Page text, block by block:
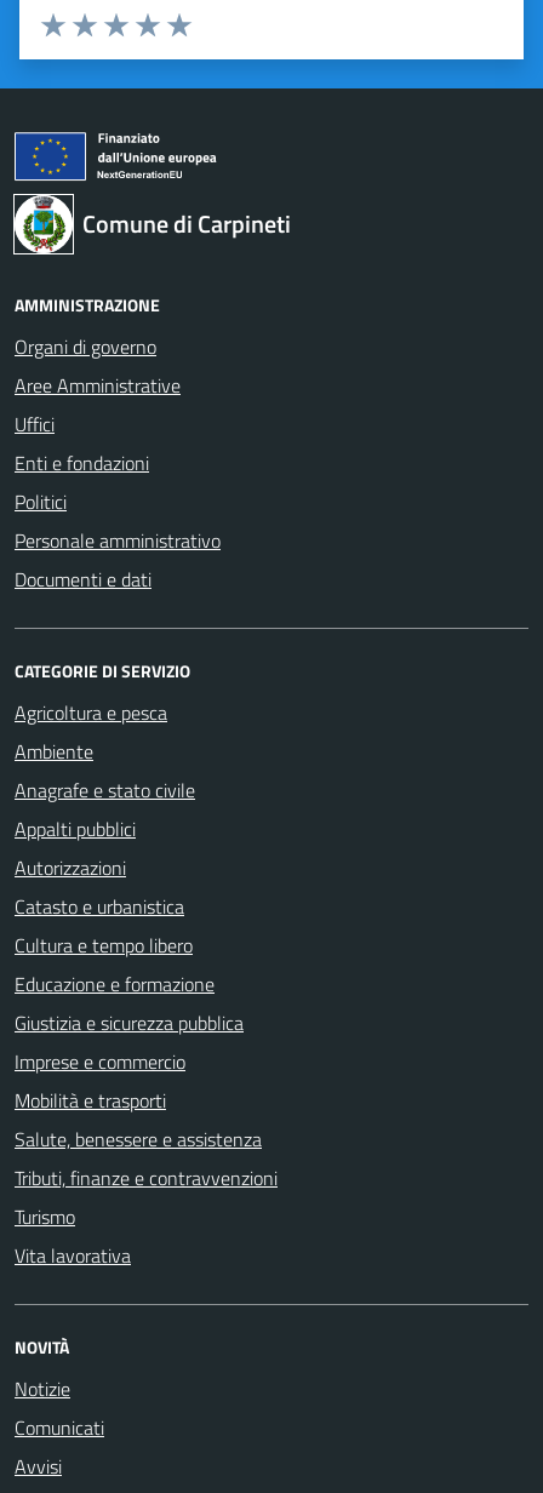
Valuta 5 stelle su 5
Valuta 4 stelle su 5
Valuta 3 stelle su 5
Valuta 2 stelle su 5
Valuta 1 stelle su 5
Comune di Carpineti
AMMINISTRAZIONE
Organi di governo
Aree Amministrative
Uffici
Enti e fondazioni
Politici
Personale amministrativo
Documenti e dati
CATEGORIE DI SERVIZIO
Agricoltura e pesca
Ambiente
Anagrafe e stato civile
Appalti pubblici
Autorizzazioni
Catasto e urbanistica
Cultura e tempo libero
Educazione e formazione
Giustizia e sicurezza pubblica
Imprese e commercio
Mobilità e trasporti
Salute, benessere e assistenza
Tributi, finanze e contravvenzioni
Turismo
Vita lavorativa
NOVITÀ
Notizie
Comunicati
Avvisi